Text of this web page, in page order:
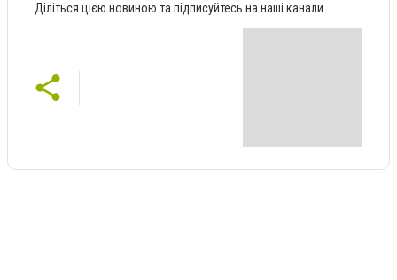
Діліться цією новиною та підписуйтесь на наші канали